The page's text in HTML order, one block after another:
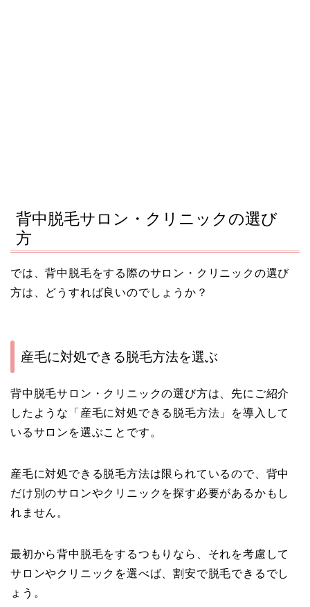
背中脱毛サロン・クリニックの選び
方
では、背中脱毛をする際のサロン・クリニックの選び
方は、どうすれば良いのでしょうか？
産毛に対処できる脱毛方法を選ぶ
背中脱毛サロン・クリニックの選び方は、先にご紹介
したような「産毛に対処できる脱毛方法」を導入して
いるサロンを選ぶことです。
産毛に対処できる脱毛方法は限られているので、背中
だけ別のサロンやクリニックを探す必要があるかもし
れません。
最初から背中脱毛をするつもりなら、それを考慮して
サロンやクリニックを選べば、割安で脱毛できるでし
ょう。